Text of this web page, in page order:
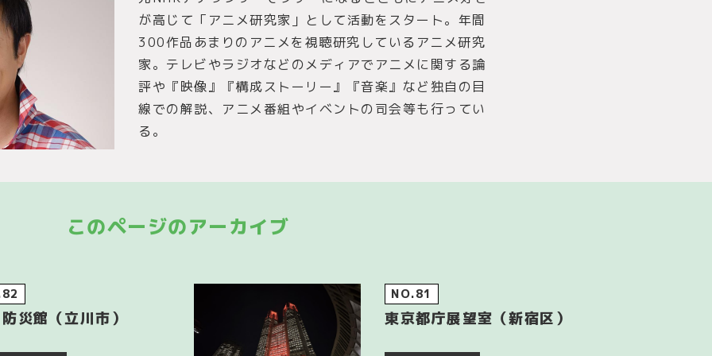
が高じて「アニメ研究家」として活動をスタート。年間
300作品あまりのアニメを視聴研究しているアニメ研究
家。テレビやラジオなどのメディアでアニメに関する論
評や『映像』『構成ストーリー』『音楽』など独自の目
線での解説、アニメ番組やイベントの司会等も行ってい
る。
このページのアーカイブ
災館（立川市）
NO.81
東京都庁展望室（新宿区）